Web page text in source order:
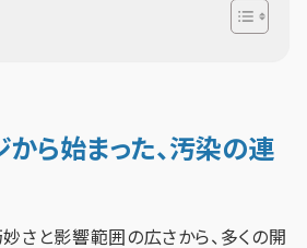
ら始まった、汚染の連
さと影響範囲の広さから、多くの開